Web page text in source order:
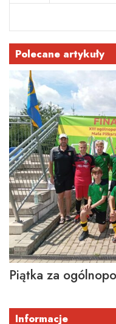
Polecane artykuły
Piątka za
Informacje